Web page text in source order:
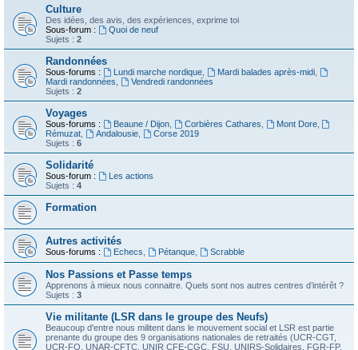
Culture
Des idées, des avis, des expériences, exprime toi
Sous-forum :
Quoi de neuf
Sujets : 2
Randonnées
Sous-forums : Lundi marche nordique, Mardi balades après-midi,
Mardi randonnées
Vendredi randonnées
Sujets : 2
Voyages
Sous-forums : Beaune / Dijon, Corbières Cathares Mont Dore,
Rémuzat
Andalousie,
Corse 2019
Sujets : 6
Solidarité
Sous-forum :
Les actions
Sujets : 4
Formation
Autres activités
Sous-forums : Echecs Pétanque, Scrabble
Nos Passions et Passe temps
Apprenons à mieux nous connaitre. Quels sont nos autres centres d’intérêt ?
Sujets : 3
Vie militante (LSR dans le groupe des Neufs)
Beaucoup d'entre nous militent dans le mouvement social et LSR est partie
prenante du groupe des 9 organisations nationales de retraités (UCR-CGT,
UCR-FO, UNAR-CFTC, UNIR CFE-CGC, FSU, UNIRS-Solidaires, FGR-FP,